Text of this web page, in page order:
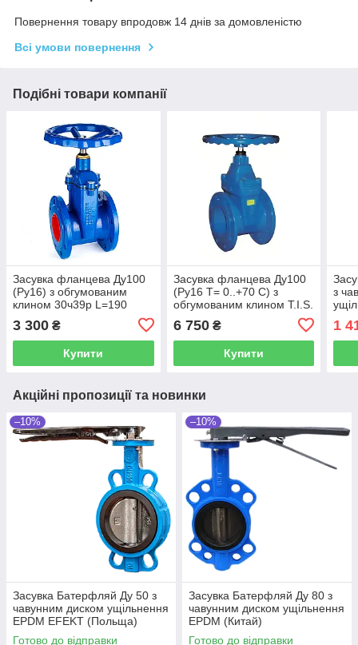
Повернення товару впродовж 14 днів за домовленістю
Всі умови повернення
Подібні товари компанії
Засувка фланцева Ду100
(Ру16) з обгумованим
клином 30ч39р L=190
3 300 ₴
Купити
Засувка фланцева Ду100
(Ру16 Т= 0..+70 C) з
обгумованим клином T.I.S.
6 750₴
Купити
з
1
Акційні пропозиції та новинки
–10%
Засувка Батерфляй Ду 50 з
чавунним диском ущільнення
EPDM EFEKT (Польща)
Готово до відправки
–10%
Засувка Батерфляй Ду 80 з
чавунним диском ущільнення
EPDM (Китай)
Готово до відправки